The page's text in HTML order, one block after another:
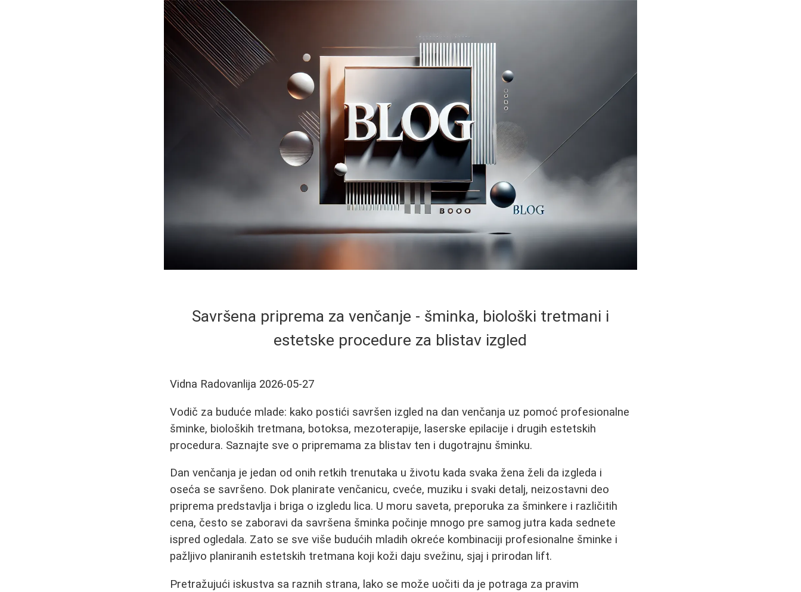
Savršena priprema za venčanje - šminka, biološki tretmani i
estetske procedure za blistav izgled
Vidna Radovanlija 2026-05-27
Vodič za buduće mlade: kako postići savršen izgled na dan venčanja uz pomoć profesionalne
šminke, bioloških tretmana, botoksa, mezoterapije, laserske epilacije i drugih estetskih
procedura. Saznajte sve o pripremama za blistav ten i dugotrajnu šminku.
Dan venčanja je jedan od onih retkih trenutaka u životu kada svaka žena želi da izgleda i
oseća se savršeno. Dok planirate venčanicu, cveće, muziku i svaki detalj, neizostavni deo
priprema predstavlja i briga o izgledu lica. U moru saveta, preporuka za šminkere i različitih
cena, često se zaboravi da savršena šminka počinje mnogo pre samog jutra kada sednete
ispred ogledala. Zato se sve više budućih mladih okreće kombinaciji profesionalne šminke i
pažljivo planiranih estetskih tretmana koji koži daju svežinu, sjaj i prirodan lift.
Pretražujući iskustva sa raznih strana, lako se može uočiti da je potraga za pravim